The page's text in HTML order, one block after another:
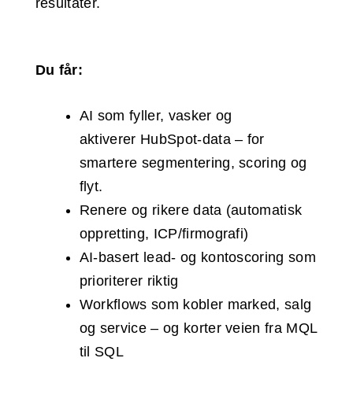
resultater.
Du får:
AI som fyller, vasker og
aktiverer HubSpot-data – for
smartere segmentering, scoring og
flyt.
Renere og rikere data (automatisk
oppretting, ICP/firmografi)
AI-basert lead- og kontoscoring som
prioriterer riktig
Workflows som kobler marked, salg
og service – og korter veien fra MQL
til SQL